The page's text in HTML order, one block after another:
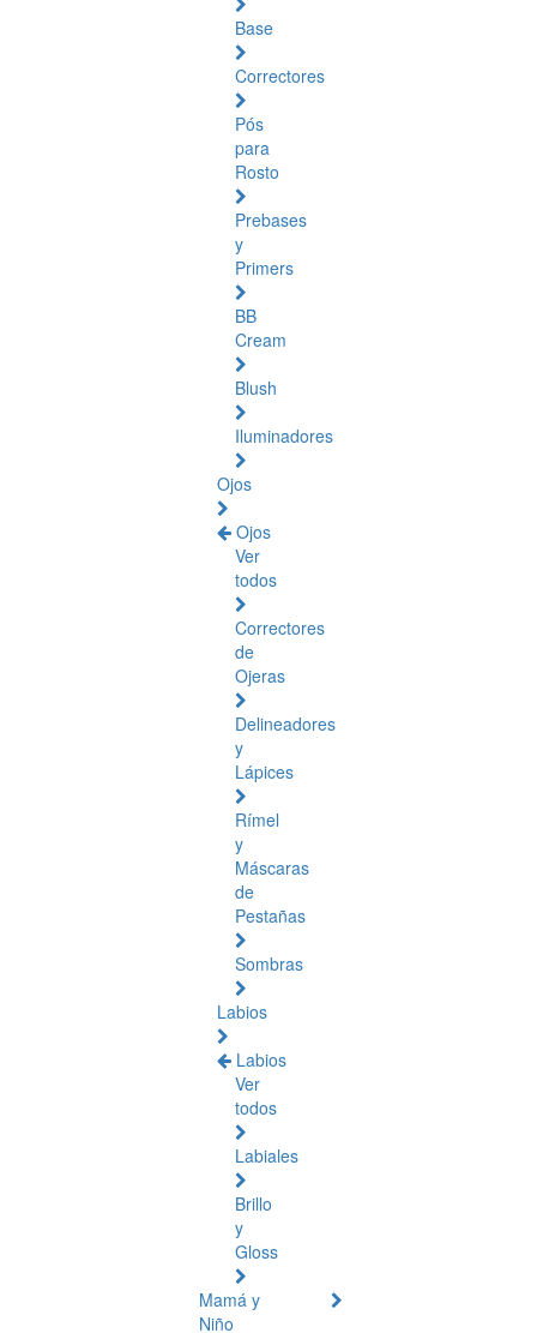
Base
Correctores
Pós
para
Rosto
Prebases
y
Primers
BB
Cream
Blush
Iluminadores
Ojos
Ojos
Ver
todos
Correctores
de
Ojeras
Delineadores
y
Lápices
Rímel
y
Máscaras
de
Pestañas
Sombras
Labios
Labios
Ver
todos
Labiales
Brillo
y
Gloss
Mamá y
Niño